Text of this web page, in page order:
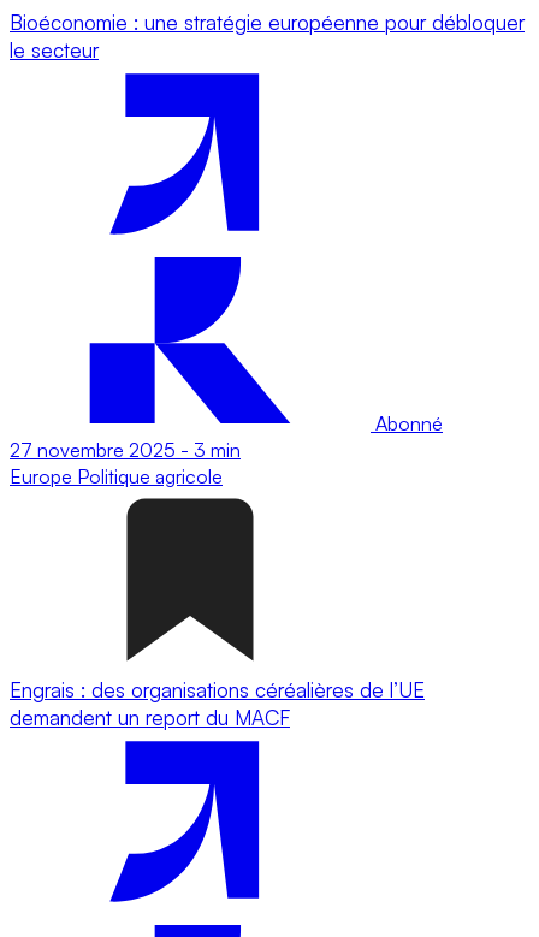
Bioéconomie : une stratégie européenne pour débloquer
le secteur
Abonné
27 novembre 2025 - 3 min
Europe Politique agricole
Engrais : des organisations céréalières de l’UE
demandent un report du MACF